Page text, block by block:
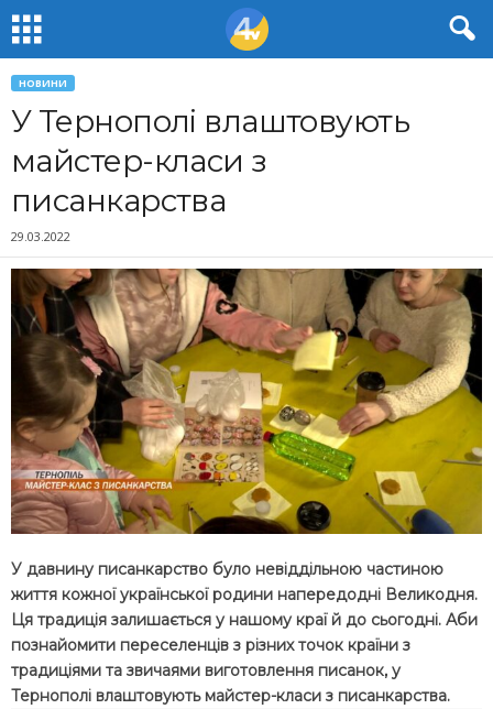
НОВИНИ
У Тернополі влаштовують
майстер-класи з
писанкарства
29.03.2022
У давнину писанкарство було невіддільною частиною
життя кожної української родини напередодні Великодня.
Ця традиція залишається у нашому краї й до сьогодні. Аби
познайомити переселенців з різних точок країни з
традиціями та звичаями виготовлення писанок, у
Тернополі влаштовують майстер-класи з писанкарства.